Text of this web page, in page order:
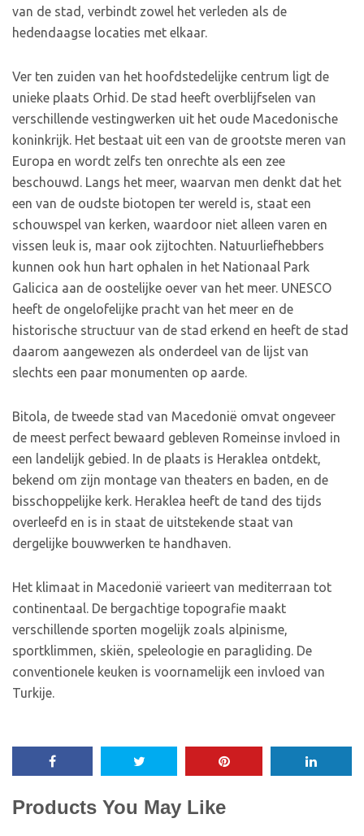
van de stad, verbindt zowel het verleden als de
hedendaagse locaties met elkaar.
Ver ten zuiden van het hoofdstedelijke centrum ligt de
unieke plaats Orhid. De stad heeft overblijfselen van
verschillende vestingwerken uit het oude Macedonische
koninkrijk. Het bestaat uit een van de grootste meren van
Europa en wordt zelfs ten onrechte als een zee
beschouwd. Langs het meer, waarvan men denkt dat het
een van de oudste biotopen ter wereld is, staat een
schouwspel van kerken, waardoor niet alleen varen en
vissen leuk is, maar ook zijtochten. Natuurliefhebbers
kunnen ook hun hart ophalen in het Nationaal Park
Galicica aan de oostelijke oever van het meer. UNESCO
heeft de ongelofelijke pracht van het meer en de
historische structuur van de stad erkend en heeft de stad
daarom aangewezen als onderdeel van de lijst van
slechts een paar monumenten op aarde.
Bitola, de tweede stad van Macedonië omvat ongeveer
de meest perfect bewaard gebleven Romeinse invloed in
een landelijk gebied. In de plaats is Heraklea ontdekt,
bekend om zijn montage van theaters en baden, en de
bisschoppelijke kerk. Heraklea heeft de tand des tijds
overleefd en is in staat de uitstekende staat van
dergelijke bouwwerken te handhaven.
Het klimaat in Macedonië varieert van mediterraan tot
continentaal. De bergachtige topografie maakt
verschillende sporten mogelijk zoals alpinisme,
sportklimmen, skiën, speleologie en paragliding. De
conventionele keuken is voornamelijk een invloed van
Turkije.
Products You May Like